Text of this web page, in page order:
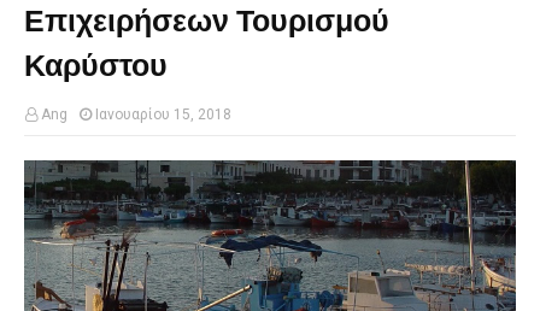
Επιχειρήσεων Τουρισμού
Καρύστου
Ang Ιανουαρίου 15, 2018